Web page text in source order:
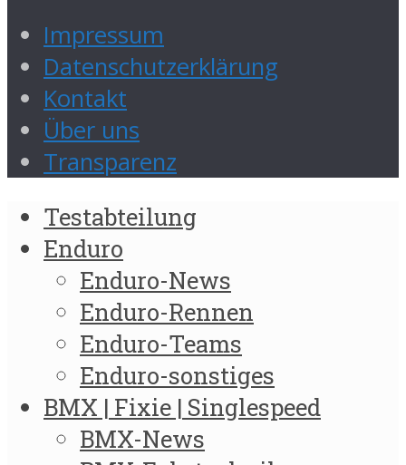
Impressum
Datenschutzerklärung
Kontakt
Über uns
Transparenz
Testabteilung
Enduro
Enduro-News
Enduro-Rennen
Enduro-Teams
Enduro-sonstiges
BMX | Fixie | Singlespeed
BMX-News